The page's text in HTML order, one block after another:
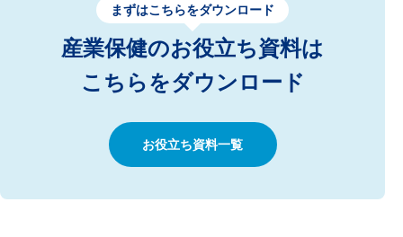
まずはこちらをダウンロード
産業保健のお役立ち資料は
こちらをダウンロード
お役立ち資料一覧